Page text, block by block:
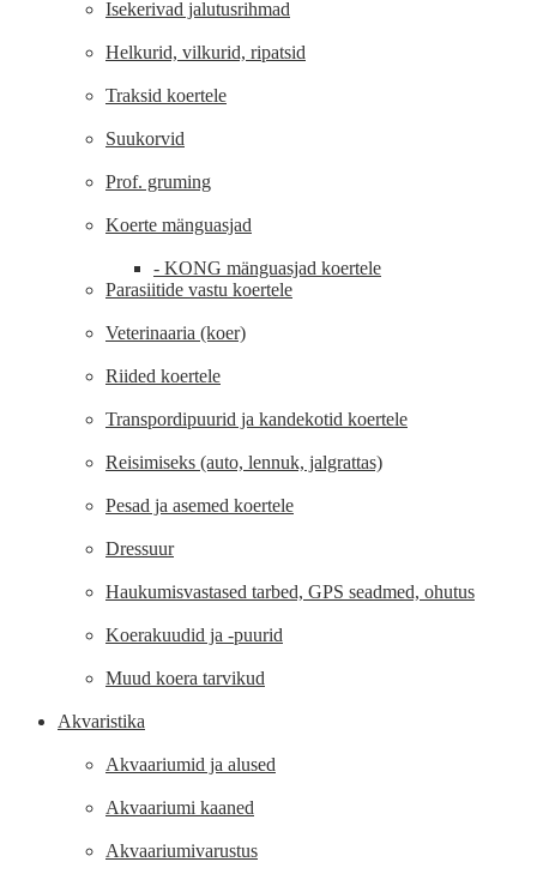
Isekerivad jalutusrihmad
Helkurid, vilkurid, ripatsid
Traksid koertele
Suukorvid
Prof. gruming
Koerte mänguasjad
- KONG mänguasjad koertele
Parasiitide vastu koertele
Veterinaaria (koer)
Riided koertele
Transpordipuurid ja kandekotid koertele
Reisimiseks (auto, lennuk, jalgrattas)
Pesad ja asemed koertele
Dressuur
Haukumisvastased tarbed, GPS seadmed, ohutus
Koerakuudid ja -puurid
Muud koera tarvikud
Akvaristika
Akvaariumid ja alused
Akvaariumi kaaned
Akvaariumivarustus